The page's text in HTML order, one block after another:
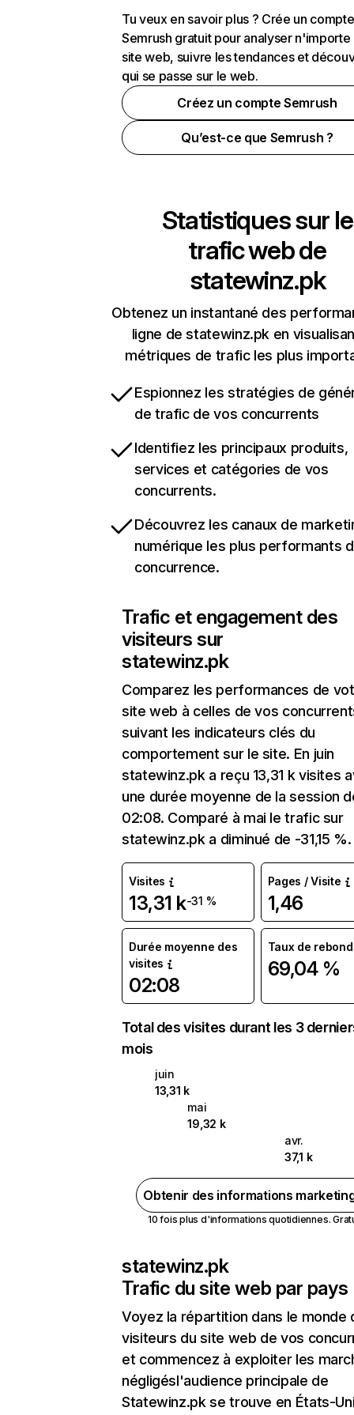
Tu veux en savoir plus ? Crée un compte
Semrush gratuit pour analyser n'importe
site web, suivre les tendances et
qui se passe sur le web.
Créez un compte Semrush
Qu’est-ce que Semrush ?
Statistiques sur le
trafic web de
statewinz.pk
Obtenez un instantané des
ligne de statewinz.pk en
métriques de trafic les plus
Espionnez les stratégies de
de trafic de vos concurrents
Identifiez les principaux produits,
services et catégories de vos
concurrents.
Découvrez les canaux de
numérique les plus performants
concurrence.
Trafic et engagement des
visiteurs sur
statewinz.pk
Comparez les performances de
site web à celles de vos
suivant les indicateurs clés du
comportement sur le site. En juin
statewinz.pk a reçu 13,31 k visites
une durée moyenne de la session
02:08. Comparé à mai le trafic sur
statewinz.pk a diminué de -31,15 %.
Visites
13,31 k-31 %
Pages / Visite
1,46
Durée moyenne des
visites
02:08
Taux de rebond
69,04 %
Total des visites durant les 3
mois
juin
13,31 k
mai
19,32 k
avr.
37,1 k
Obtenir des informations
10 fois plus d'informations quotidiennes.
statewinz.pk
Trafic du site web par pays
Voyez la répartition dans le monde
visiteurs du site web de vos
et commencez à exploiter les
négligésl'audience principale de
Statewinz.pk se trouve en États-